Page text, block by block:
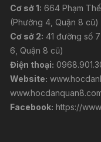
Cơ sở 1: 664 Phạm
(Phường 4, Quận 8 cũ)
Cơ sở 2: 41 đường số
6, Quận 8 cũ)
Điện thoại:
Website:
Facebook: https://